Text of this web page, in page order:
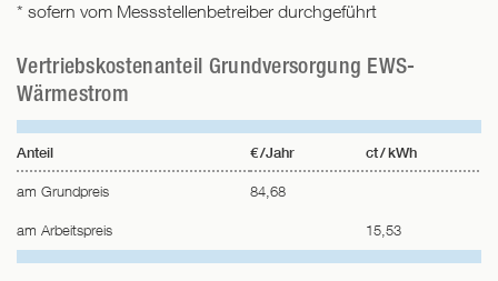
* sofern vom Messstellenbetreiber durchgeführt
Vertriebskostenanteil Grundversorgung EWS-
Wärmestrom
Anteil € /Jahr ct / kWh
am Grundpreis 84,68
am Arbeitspreis 15,53